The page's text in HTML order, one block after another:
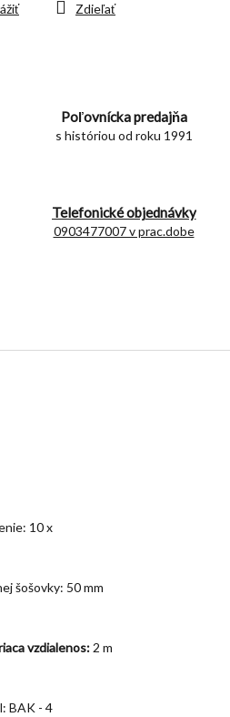
Poľovnícka predajňa
s históriou od roku 1991
Telefonické objednávky
0903477007 v prac.dobe
Zdieľať
10 x
šošovky: 50 mm
vzdialenos: 2 m
BAK - 4